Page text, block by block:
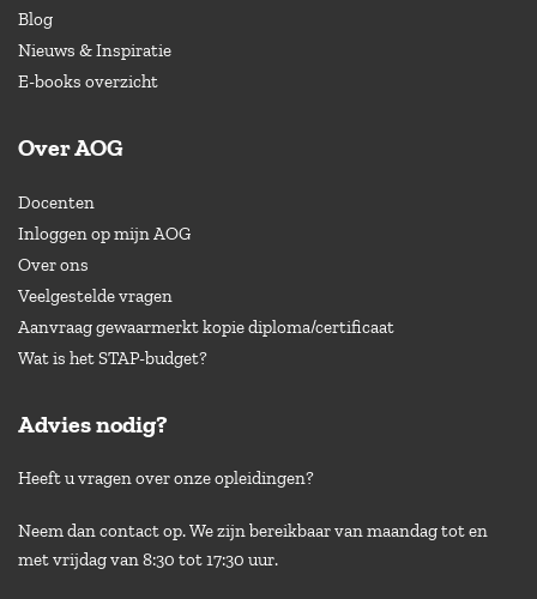
Blog
Nieuws & Inspiratie
E-books overzicht
Over AOG
Docenten
Inloggen op mijn AOG
Over ons
Veelgestelde vragen
Aanvraag gewaarmerkt kopie diploma/certificaat
Wat is het STAP-budget?
Advies nodig?
Heeft u vragen over onze opleidingen?
Neem dan contact op. We zijn bereikbaar van maandag tot en
met vrijdag van 8:30 tot 17:30 uur.